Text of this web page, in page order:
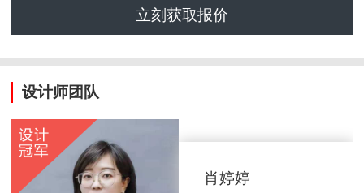
立刻获取报价
设计师团队
肖婷婷